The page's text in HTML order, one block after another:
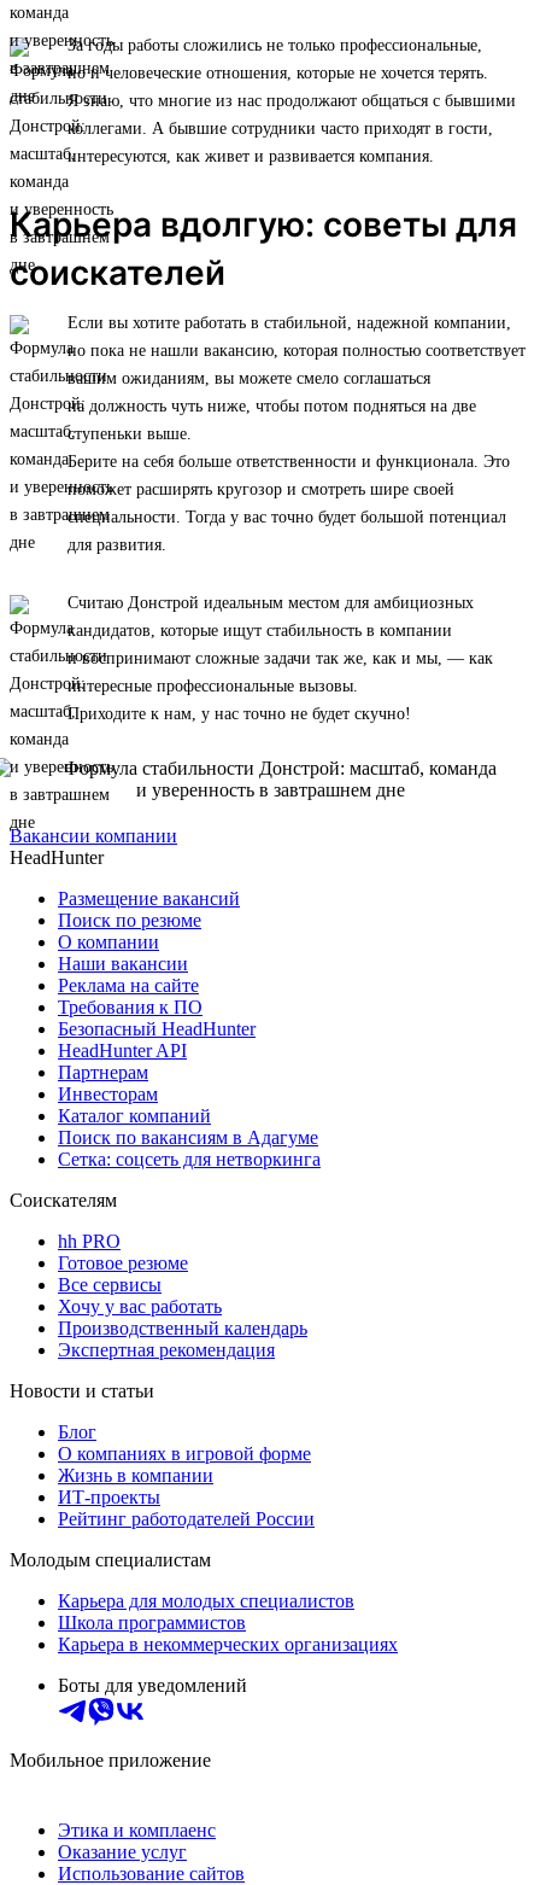
За годы работы сложились не только профессиональные,
но и человеческие отношения, которые не хочется терять.
Я знаю, что многие из нас продолжают общаться с бывшими
коллегами. А бывшие сотрудники часто приходят в гости,
интересуются, как живет и развивается компания.
Карьера вдолгую: советы для
соискателей
Если вы хотите работать в стабильной, надежной компании,
но пока не нашли вакансию, которая полностью соответствует
вашим ожиданиям, вы можете смело соглашаться
на должность чуть ниже, чтобы потом подняться на две
ступеньки выше.
Берите на себя больше ответственности и функционала. Это
поможет расширять кругозор и смотреть шире своей
специальности. Тогда у вас точно будет большой потенциал
для развития.
Считаю Донстрой идеальным местом для амбициозных
кандидатов, которые ищут стабильность в компании
и воспринимают сложные задачи так же, как и мы, — как
интересные профессиональные вызовы.
Приходите к нам, у нас точно не будет скучно!
Вакансии компании
HeadHunter
Размещение вакансий
Поиск по резюме
О компании
Наши вакансии
Реклама на сайте
Требования к ПО
Безопасный HeadHunter
HeadHunter API
Партнерам
Инвесторам
Каталог компаний
Поиск по вакансиям в Адагуме
Сетка: соцсеть для нетворкинга
Соискателям
hh PRO
Готовое резюме
Все сервисы
Хочу у вас работать
Производственный календарь
Экспертная рекомендация
Новости и статьи
Блог
О компаниях в игровой форме
Жизнь в компании
ИТ-проекты
Рейтинг работодателей России
Молодым специалистам
Карьера для молодых специалистов
Школа программистов
Карьера в некоммерческих организациях
Боты для уведомлений
Мобильное приложение
Этика и комплаенс
Оказание услуг
Использование сайтов